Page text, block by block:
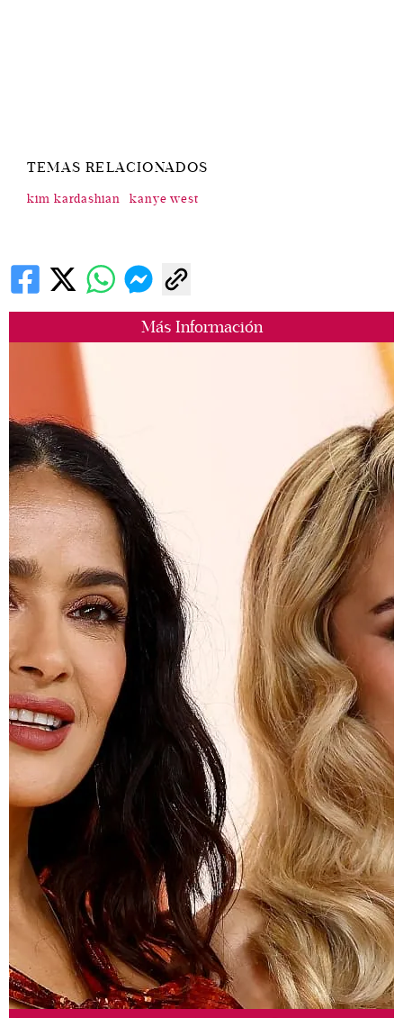
Más Información
TEMAS RELACIONADOS
kim kardashian kanye west